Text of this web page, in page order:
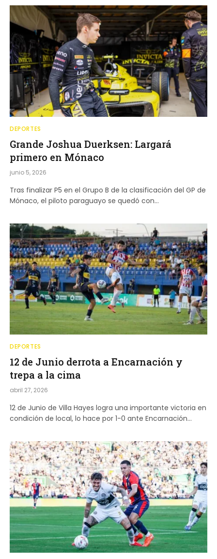
DEPORTES
Grande Joshua Duerksen: Largará
primero en Mónaco
junio 5, 2026
Tras finalizar P5 en el Grupo B de la clasificación del GP de
Mónaco, el piloto paraguayo se quedó con…
DEPORTES
12 de Junio derrota a Encarnación y
trepa a la cima
abril 27, 2026
12 de Junio de Villa Hayes logra una importante victoria en
condición de local, lo hace por 1-0 ante Encarnación…